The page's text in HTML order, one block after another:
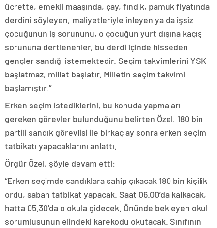
ücrette, emekli maaşında, çay, fındık, pamuk fiyatında
derdini söyleyen, maliyetleriyle inleyen ya da işsiz
çocuğunun iş sorununu, o çocuğun yurt dışına kaçış
sorununa dertlenenler, bu derdi içinde hisseden
gençler sandığı istemektedir. Seçim takvimlerini YSK
başlatmaz, millet başlatır. Milletin seçim takvimi
başlamıştır.”
Erken seçim istediklerini, bu konuda yapmaları
gereken görevler bulunduğunu belirten Özel, 180 bin
partili sandık görevlisi ile birkaç ay sonra erken seçim
tatbikatı yapacaklarını anlattı.
Örgür Özel, şöyle devam etti:
“Erken seçimde sandıklara sahip çıkacak 180 bin kişilik
ordu, sabah tatbikat yapacak. Saat 06.00’da kalkacak,
hatta 05.30’da o okula gidecek. Önünde bekleyen okul
sorumlusunun elindeki karekodu okutacak. Sınıfının